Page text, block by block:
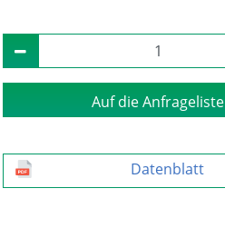
Auf die Anfrageliste
Datenblatt